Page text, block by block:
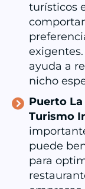
turísticos
exigentes.
ayuda a
nicho
Puerto
Turismo
puede
para